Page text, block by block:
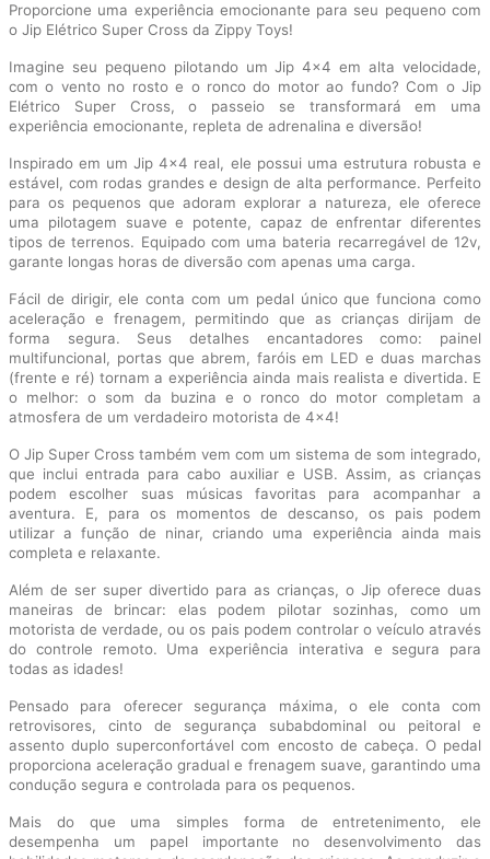
Proporcione uma experiência emocionante para seu pequeno com
o Jip Elétrico Super Cross da Zippy Toys!
Imagine seu pequeno pilotando um Jip 4x4 em alta velocidade,
com o vento no rosto e o ronco do motor ao fundo? Com o Jip
Elétrico Super Cross, o passeio se transformará em uma
experiência emocionante, repleta de adrenalina e diversão!
Inspirado em um Jip 4x4 real, ele possui uma estrutura robusta e
estável, com rodas grandes e design de alta performance. Perfeito
para os pequenos que adoram explorar a natureza, ele oferece
uma pilotagem suave e potente, capaz de enfrentar diferentes
tipos de terrenos. Equipado com uma bateria recarregável de 12v,
garante longas horas de diversão com apenas uma carga.
Fácil de dirigir, ele conta com um pedal único que funciona como
aceleração e frenagem, permitindo que as crianças dirijam de
forma segura. Seus detalhes encantadores como: painel
multifuncional, portas que abrem, faróis em LED e duas marchas
(frente e ré) tornam a experiência ainda mais realista e divertida. E
o melhor: o som da buzina e o ronco do motor completam a
atmosfera de um verdadeiro motorista de 4x4!
O Jip Super Cross também vem com um sistema de som integrado,
que inclui entrada para cabo auxiliar e USB. Assim, as crianças
podem escolher suas músicas favoritas para acompanhar a
aventura. E, para os momentos de descanso, os pais podem
utilizar a função de ninar, criando uma experiência ainda mais
completa e relaxante.
Além de ser super divertido para as crianças, o Jip oferece duas
maneiras de brincar: elas podem pilotar sozinhas, como um
motorista de verdade, ou os pais podem controlar o veículo através
do controle remoto. Uma experiência interativa e segura para
todas as idades!
Pensado para oferecer segurança máxima, o ele conta com
retrovisores, cinto de segurança subabdominal ou peitoral e
assento duplo superconfortável com encosto de cabeça. O pedal
proporciona aceleração gradual e frenagem suave, garantindo uma
condução segura e controlada para os pequenos.
Mais do que uma simples forma de entretenimento, ele
desempenha um papel importante no desenvolvimento das